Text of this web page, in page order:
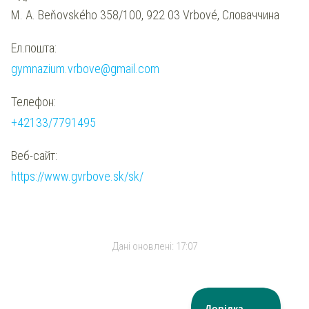
M. A. Beňovského 358/100, 922 03 Vrbové, Словаччина
Ел.пошта:
gymnazium.vrbove@gmail.com
Телефон:
+42133/7791495
Веб-сайт:
https://www.gvrbove.sk/sk/
Дані оновлені: 17:07